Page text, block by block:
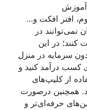
آموزش
افتر افکت و…
نمی‌توانند در
در این
سرمایه در منزل
کسب درآمد کنید و
از کلیپ‌های
همچنین درصورت
حرفه‌ای‌تر و